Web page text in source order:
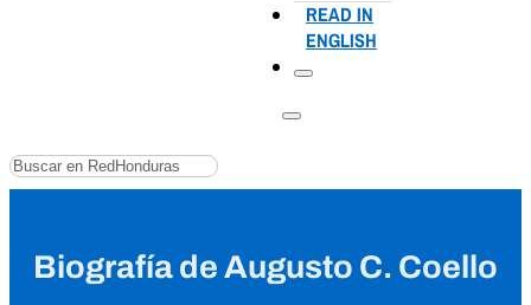
READ IN
ENGLISH
Buscar
Biografía de Augusto C. Coello